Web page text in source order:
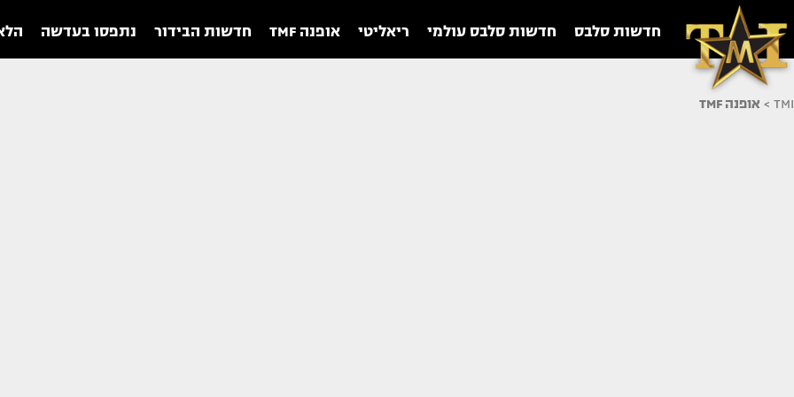
חדשות סלבס חדשות סלבס עולמי ריאליטי אופנה TMF חדשות הבידור נתפסו בעדשה
TMI
> אופנה TMF